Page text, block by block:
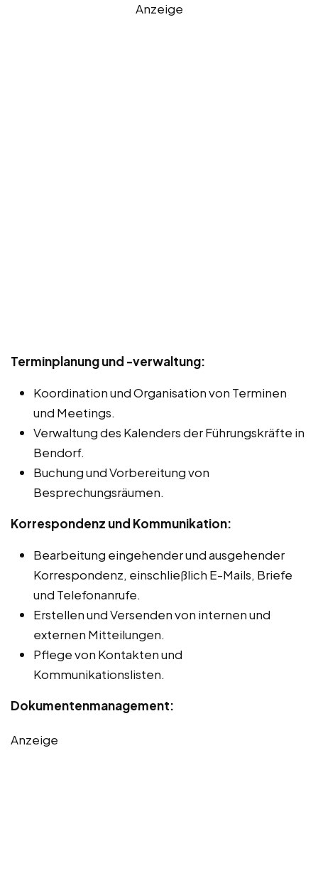
Anzeige
Terminplanung und -verwaltung:
Koordination und Organisation von Terminen
und Meetings.
Verwaltung des Kalenders der Führungskräfte in
Bendorf.
Buchung und Vorbereitung von
Besprechungsräumen.
Korrespondenz und Kommunikation:
Bearbeitung eingehender und ausgehender
Korrespondenz, einschließlich E-Mails, Briefe
und Telefonanrufe.
Erstellen und Versenden von internen und
externen Mitteilungen.
Pflege von Kontakten und
Kommunikationslisten.
Dokumentenmanagement:
Anzeige